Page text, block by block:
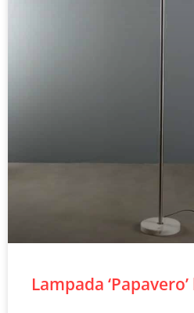
Lampada